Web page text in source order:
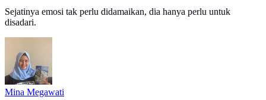
Sejatinya emosi tak perlu didamaikan, dia hanya perlu untuk
disadari.
Mina Megawati